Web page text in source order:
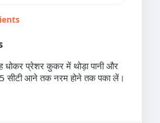
धोकर प्रेशर कुकर में थोड़ा पानी और
सीटी आने तक नरम होने तक पका लें।